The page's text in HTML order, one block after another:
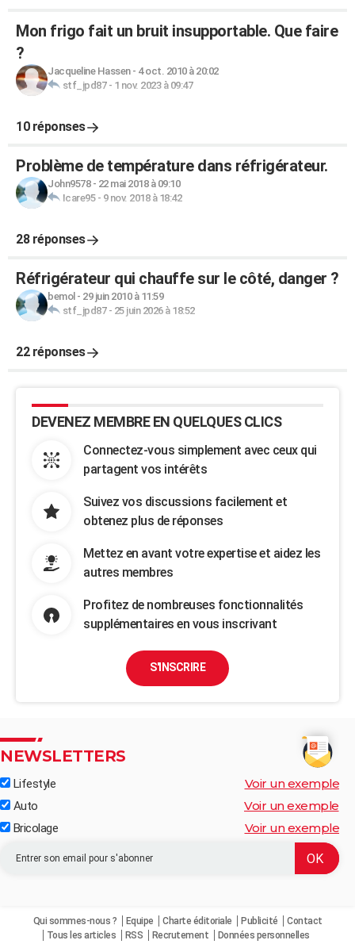
Mon frigo fait un bruit insupportable. Que faire
?
Jacqueline Hassen- 4 oct. 2010 à 20:02
stf_jpd87- 1 nov. 2023 à 09:47
10 réponses
Problème de température dans réfrigérateur.
John9578- 22 mai 2018 à 09:10
Icare95- 9 nov. 2018 à 18:42
28 réponses
Réfrigérateur qui chauffe sur le côté, danger ?
bemol - 29 juin 2010 à 11:59
stf_jpd87- 25 juin 2026 à 18:52
22 réponses
DEVENEZ MEMBRE EN QUELQUES CLICS
Connectez-vous simplement avec ceux qui
partagent vos intérêts
Suivez vos discussions facilement et
obtenez plus de réponses
Mettez en avant votre expertise et aidez les
autres membres
Profitez de nombreuses fonctionnalités
supplémentaires en vous inscrivant
S'INSCRIRE
NEWSLETTERS
Lifestyle Voir un exemple
Auto Voir un exemple
Bricolage Voir un exemple
Qui sommes-nous ? Equipe Charte éditoriale Publicité
Contact
Tous les articles
RSS Recrutement Données personnelles